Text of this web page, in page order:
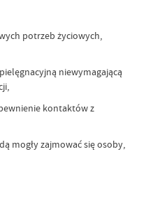
potrzeb życiowych,
niewymagającą
kontaktów z
mogły zajmować się osoby,
rok życia,